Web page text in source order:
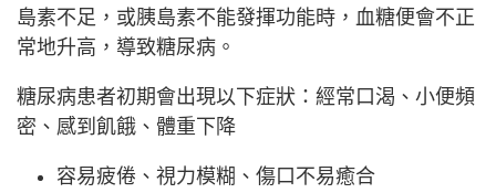
島素不足，或胰島素不能發揮功能時，血糖便會不正
常地升高，導致糖尿病。
糖尿病患者初期會出現以下症狀：經常口渴、小便頻
密、感到飢餓、體重下降
容易疲倦、視力模糊、傷口不易癒合